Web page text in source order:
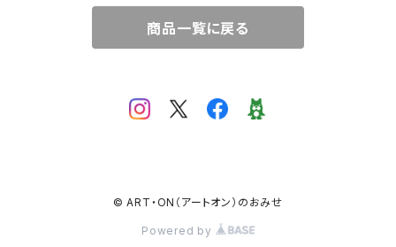
商品一覧に戻る
© ART・ON（アートオン）のおみせ
Powered by